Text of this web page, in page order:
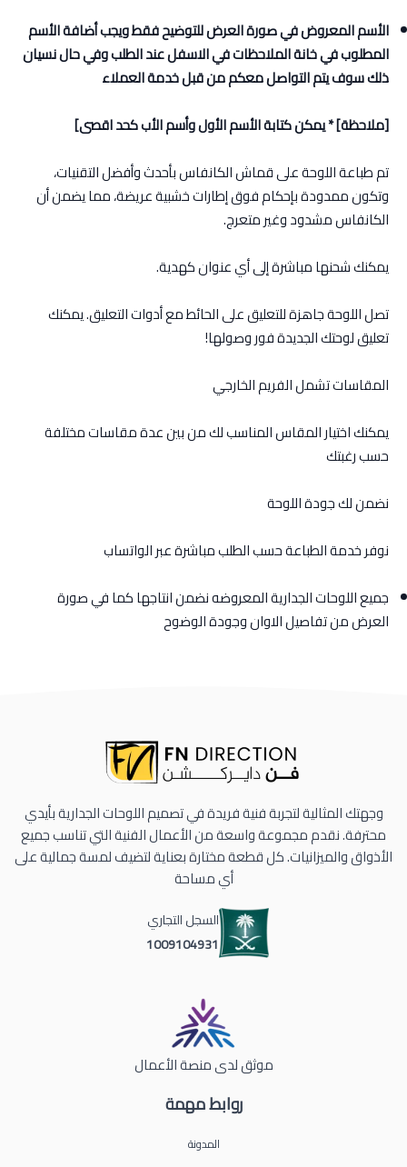
الأسم المعروض في صورة العرض للتوضيح فقط ويجب أضافة الأسم
المطلوب في خانة الملاحظات في الاسفل عند الطلب وفي حال نسيان
ذلك سوف يتم التواصل معكم من قبل خدمة العملاء
[ملاحظة] * يمكن كتابة الأسم الأول وأسم الأب كحد اقصى]
تم طباعة اللوحة على قماش الكانفاس بأحدث وأفضل التقنيات،
وتكون ممدودة بإحكام فوق إطارات خشبية عريضة، مما يضمن أن
الكانفاس مشدود وغير متعرج.
يمكنك شحنها مباشرة إلى أي عنوان كهدية.
تصل اللوحة جاهزة للتعليق على الحائط مع أدوات التعليق. يمكنك
تعليق لوحتك الجديدة فور وصولها!
المقاسات تشمل الفريم الخارجي
يمكنك اختيار المقاس المناسب لك من بين عدة مقاسات مختلفة
حسب رغبتك
نضمن لك جودة اللوحة
نوفر خدمة الطباعة حسب الطلب مباشرة عبر الواتساب
جميع اللوحات الجدارية المعروضه نضمن انتاجها كما في صورة
العرض من تفاصيل الاوان وجودة الوضوح
روابط مهمة
المدونة
وجهتك المثالية لتجربة فنية فريدة في تصميم اللوحات الجدارية بأيدي
محترفة. نقدم مجموعة واسعة من الأعمال الفنية التي تناسب جميع
الأذواق والميزانيات. كل قطعة مختارة بعناية لتضيف لمسة جمالية على
أي مساحة
السجل التجاري
1009104931
موثق لدى منصة الأعمال